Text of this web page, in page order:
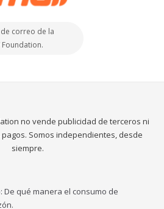
correo de la
no vende publicidad de terceros ni
Somos independientes, desde
siempre.
De qué manera el consumo de